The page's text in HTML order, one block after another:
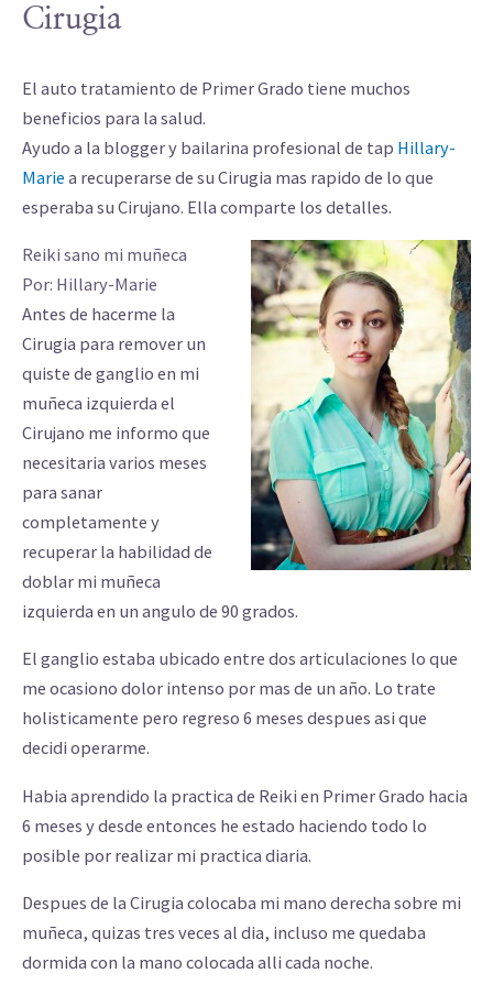
Cirugia
El auto tratamiento de Primer Grado tiene muchos
beneficios para la salud.
Ayudo a la blogger y bailarina profesional de tap Hillary-
Marie a recuperarse de su Cirugia mas rapido de lo que
esperaba su Cirujano. Ella comparte los detalles.
Reiki sano mi muñeca
Por: Hillary-Marie
Antes de hacerme la
Cirugia para remover un
quiste de ganglio en mi
muñeca izquierda el
Cirujano me informo que
necesitaria varios meses
para sanar
completamente y
recuperar la habilidad de
doblar mi muñeca
izquierda en un angulo de 90 grados.
El ganglio estaba ubicado entre dos articulaciones lo que
me ocasiono dolor intenso por mas de un año. Lo trate
holisticamente pero regreso 6 meses despues asi que
decidi operarme.
Habia aprendido la practica de Reiki en Primer Grado hacia
6 meses y desde entonces he estado haciendo todo lo
posible por realizar mi practica diaria.
Despues de la Cirugia colocaba mi mano derecha sobre mi
muñeca, quizas tres veces al dia, incluso me quedaba
dormida con la mano colocada alli cada noche.